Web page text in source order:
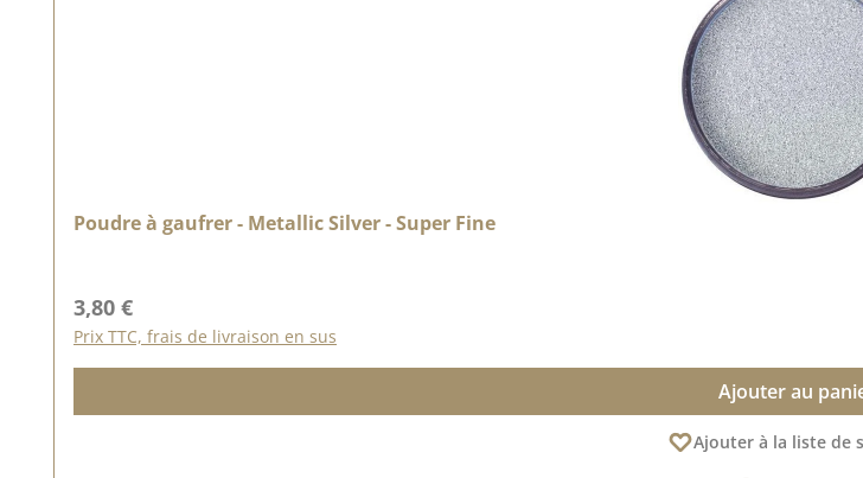
Poudre à gaufrer - Metallic Silver - Super Fine
Prix régulier :
3,80 €
Prix TTC, frais de livraison en sus
Ajouter au
Ajouter à la liste de